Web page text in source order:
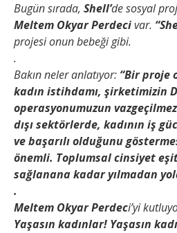
Bugün sırada, Shell’de sosyal
Meltem Okyar Perdecivar.
projesi onun bebeği gibi.
.
Bakın neler anlatıyor: “Bir proje
kadın istihdamı, şirketimizin
operasyonumuzun
dışı sektörlerde, kadının iş
ve başarılı olduğunu
önemli. Toplumsal cinsiyet
sağlanana kadar yılmadan
.
Meltem Okyar Perdeci’yi
Yaşasın kadınlar! Yaşasın